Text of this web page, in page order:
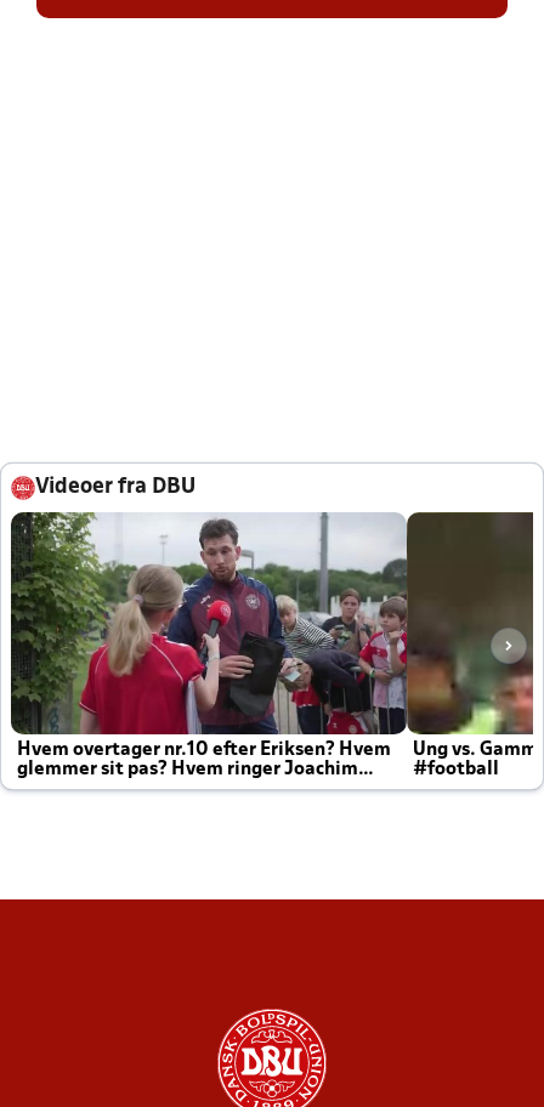
Videoer fra DBU
Hvem overtager nr.10 efter Eriksen? Hvem
glemmer sit pas? Hvem ringer Joachim
altid til efter kampe?
Ung vs.
#football